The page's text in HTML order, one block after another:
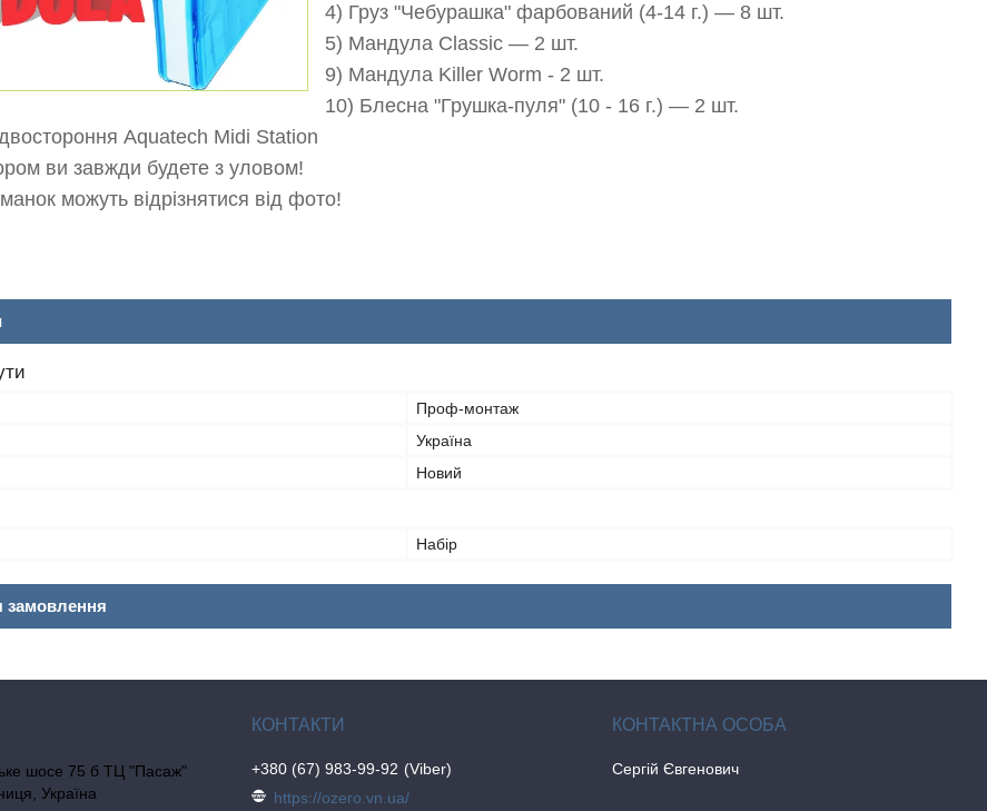
4) Груз "Чебурашка" фарбований (4-14 г.) — 8 шт.
5) Мандула Classic — 2 шт.
9) Мандула Killer Worm - 2 шт.
10) Блесна "Грушка-пуля" (10 - 16 г.) — 2 шт.
Aquatech Midi Station
ви завжди будете з уловом!
можуть відрізнятися від фото!
Проф-монтаж
Україна
Новий
Набір
замовлення
шосе 75 б ТЦ "Пасаж"
Україна
+380 (67) 983-99-92
Viber
https://ozero.vn.ua/
Сергій Євгенович